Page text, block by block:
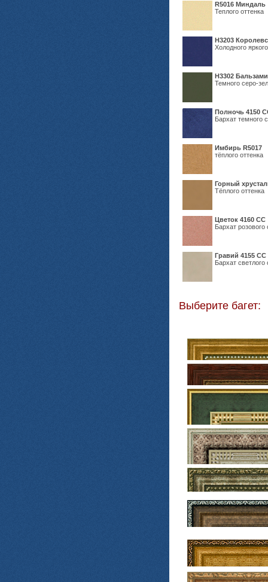
R5016 Миндаль
Теплого оттенка
Н3203
Холодного
Н3302
Темного серо-
Полночь 4150
Бархат темного
Имбирь R5017
тёплого оттенка
Горный
Тёплого оттенка
Цветок 4160 СС
Бархат розового
Гравий 4155 СС
Бархат светлого
Выберите багет: